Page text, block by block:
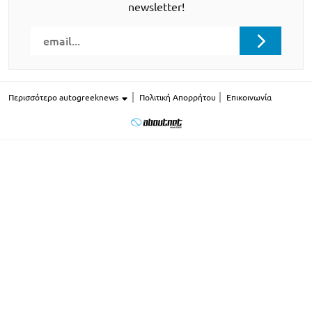
newsletter!
Περισσότερο autogreeknews Πολιτική Απορρήτου Επικοινωνία